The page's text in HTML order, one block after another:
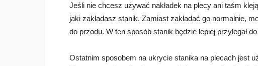
Jeśli nie chcesz używać nakładek na plecy ani taśm
jaki zakładasz stanik. Zamiast zakładać go normalnie,
do przodu. W ten sposób stanik będzie lepiej przylegał
Ostatnim sposobem na ukrycie stanika na plecach jest